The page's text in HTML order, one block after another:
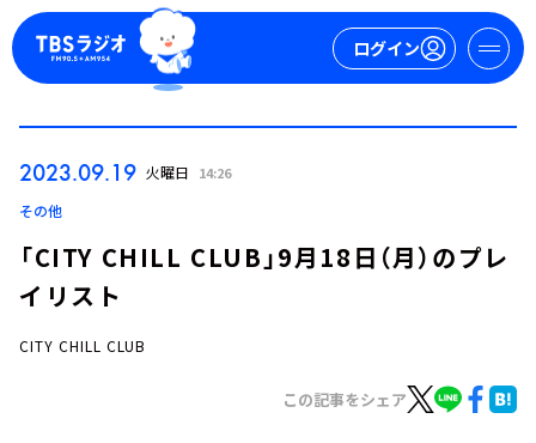
ログイン
2023.09.19 火曜日 14:26
その他
「CITY CHILL CLUB」9月18日（月）のプレ
イリスト
CITY CHILL CLUB
この記事をシェア